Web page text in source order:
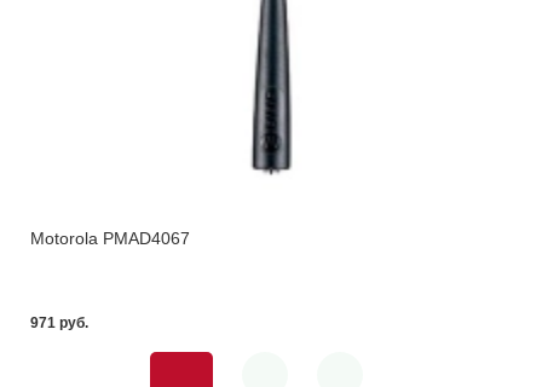
Motorola PMAD4067
971 pуб.